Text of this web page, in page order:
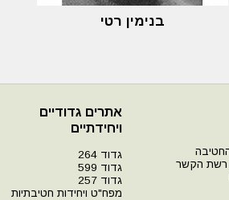
בנימין רטי
רשת הקשר
אתרים גדודיים
ויחידתיים
גדוד 264
גדוד 599
גדוד 257
מפח"ט ויחידות חטיבתיות